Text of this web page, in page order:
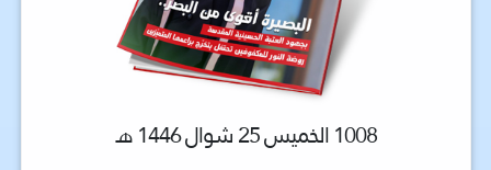
1008 الخميس 25 شوال 1446 هـ